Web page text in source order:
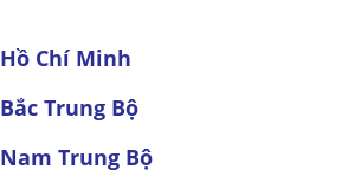
Hồ Chí Minh
Bắc Trung Bộ
Nam Trung Bộ